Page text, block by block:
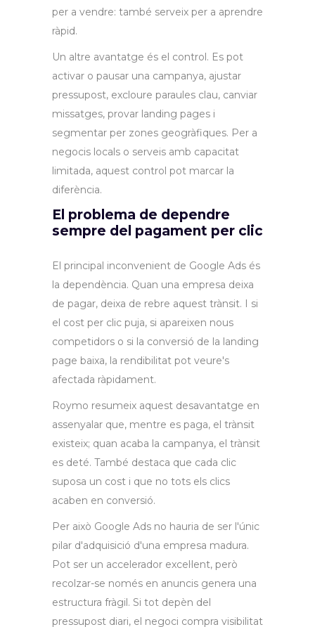
per a vendre: també serveix per a aprendre
ràpid.
Un altre avantatge és el control. Es pot
activar o pausar una campanya, ajustar
pressupost, excloure paraules clau, canviar
missatges, provar landing pages i
segmentar per zones geogràfiques. Per a
negocis locals o serveis amb capacitat
limitada, aquest control pot marcar la
diferència.
El problema de dependre
sempre del pagament per clic
El principal inconvenient de Google Ads és
la dependència. Quan una empresa deixa
de pagar, deixa de rebre aquest trànsit. I si
el cost per clic puja, si apareixen nous
competidors o si la conversió de la landing
page baixa, la rendibilitat pot veure's
afectada ràpidament.
Roymo resumeix aquest desavantatge en
assenyalar que, mentre es paga, el trànsit
existeix; quan acaba la campanya, el trànsit
es deté. També destaca que cada clic
suposa un cost i que no tots els clics
acaben en conversió.
Per això Google Ads no hauria de ser l'únic
pilar d'adquisició d'una empresa madura.
Pot ser un accelerador excel·lent, però
recolzar-se només en anuncis genera una
estructura fràgil. Si tot depèn del
pressupost diari, el negoci compra visibilitat